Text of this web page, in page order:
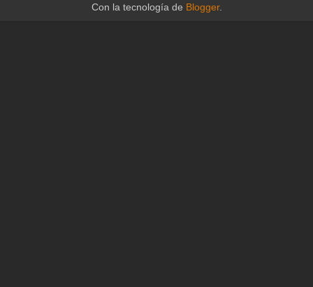
Con la tecnología de Blogger.